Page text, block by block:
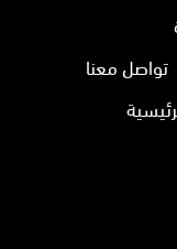
تواصل معنا